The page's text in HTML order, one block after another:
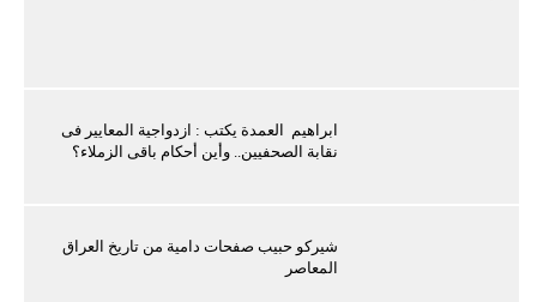
ابراهيم العمدة يكتب : ازدواجية المعايير فى
نقابة الصحفيين.. وأين أحكام باقى الزملاء؟
شيركو حبيب صفحات دامية من تاريخ العراق
المعاصر